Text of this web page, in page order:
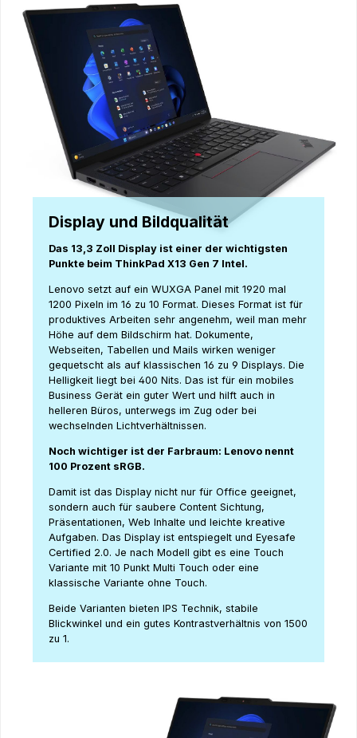
Display und Bildqualität
Das 13,3 Zoll Display ist einer der wichtigsten
Punkte beim ThinkPad X13 Gen 7 Intel.
Lenovo setzt auf ein WUXGA Panel mit 1920 mal
1200 Pixeln im 16 zu 10 Format. Dieses Format ist für
produktives Arbeiten sehr angenehm, weil man mehr
Höhe auf dem Bildschirm hat. Dokumente,
Webseiten, Tabellen und Mails wirken weniger
gequetscht als auf klassischen 16 zu 9 Displays. Die
Helligkeit liegt bei 400 Nits. Das ist für ein mobiles
Business Gerät ein guter Wert und hilft auch in
helleren Büros, unterwegs im Zug oder bei
wechselnden Lichtverhältnissen.
Noch wichtiger ist der Farbraum: Lenovo nennt
100 Prozent sRGB.
Damit ist das Display nicht nur für Office geeignet,
sondern auch für saubere Content Sichtung,
Präsentationen, Web Inhalte und leichte kreative
Aufgaben. Das Display ist entspiegelt und Eyesafe
Certified 2.0. Je nach Modell gibt es eine Touch
Variante mit 10 Punkt Multi Touch oder eine
klassische Variante ohne Touch.
Beide Varianten bieten IPS Technik, stabile
Blickwinkel und ein gutes Kontrastverhältnis von 1500
zu 1.